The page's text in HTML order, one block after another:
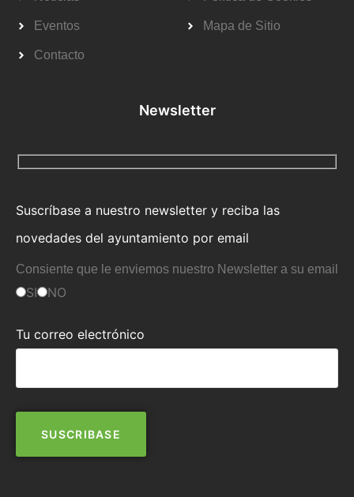
Eventos
Contacto
Mapa de Sitio
Newsletter
Suscríbase a nuestro newsletter y reciba las
novedades del ayuntamiento por email
Consiente que le enviemos nuestro Newsletter a su email
SI NO
Tu correo electrónico